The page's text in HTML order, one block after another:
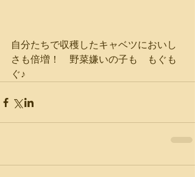
自分たちで収穫したキャベツにおいし
さも倍増！　野菜嫌いの子も　もぐも
ぐ♪